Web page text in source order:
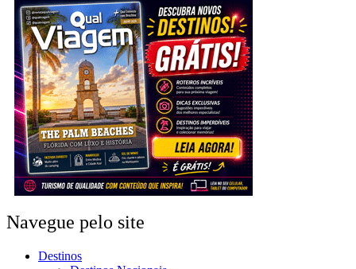
Navegue pelo site
Destinos